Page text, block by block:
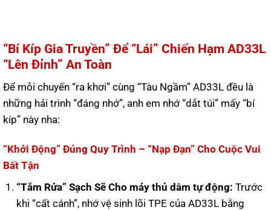
“Bí Kíp Gia Truyền” Để “Lái” Chiến Hạm AD33L
“Lên Đỉnh” An Toàn
Để mỗi chuyến “ra khơi” cùng “Tàu Ngầm” AD33L đều là
những hải trình “đáng nhớ”, anh em nhớ “dắt túi” mấy “bí
kíp” này nha:
“Khởi Động” Đúng Quy Trình – “Nạp Đạn” Cho Cuộc Vui
Bất Tận
“Tắm Rửa” Sạch Sẽ Cho máy thủ dâm tự động: Trước
khi “cất cánh”, nhớ vệ sinh lõi TPE của AD33L bằng